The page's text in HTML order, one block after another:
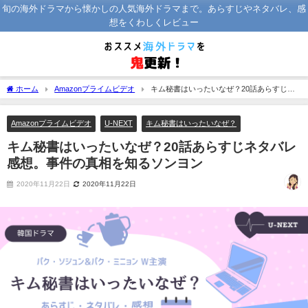
旬の海外ドラマから懐かしの人気海外ドラマまで。あらすじやネタバレ、感
想をくわしくレビュー
ホーム Amazonプライムビデオ
キム秘書はいったいなぜ？20話あらすじネ
タバレ感想。事件の真相を知るソンヨン
Amazonプライムビデオ U-NEXT キム秘書はいったいなぜ？
キム秘書はいったいなぜ？20話あらすじネタバレ
感想。事件の真相を知るソンヨン
2020年11月22日 2020年11月22日